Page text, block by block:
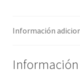
Información